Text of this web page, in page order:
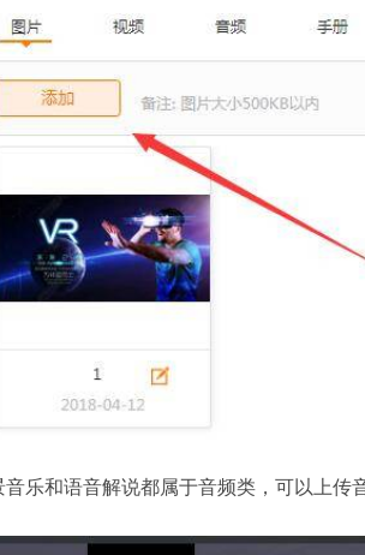
乐和语音解说都属于音频类，可以上传